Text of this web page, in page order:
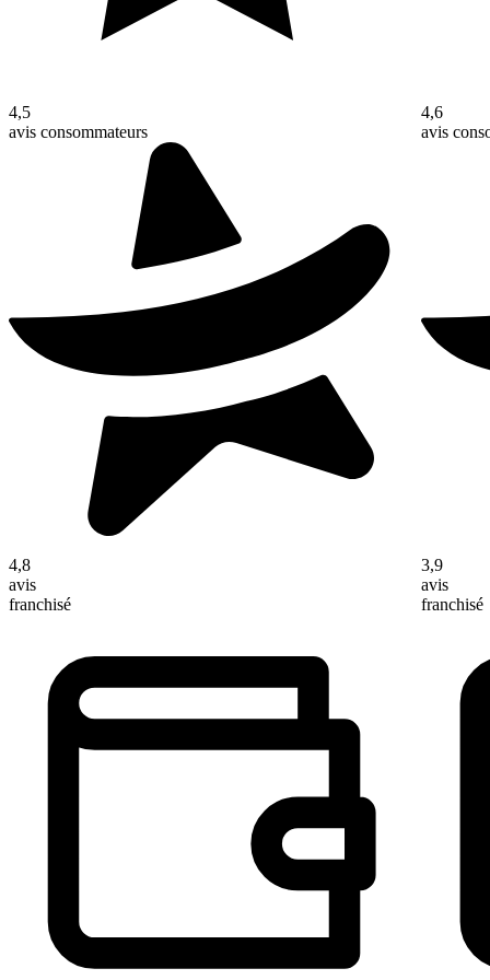
4,5
avis consommateurs
4,8
avis
franchisé
4,6
avis
3,9
avis
franchisé